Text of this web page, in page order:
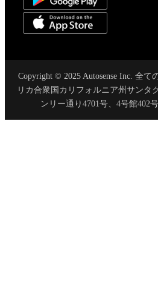
Copyright © 2025 Autosense Inc. 全て
リカ合衆国カリフォルニア州サンタ
ンリー通り4701号、4号館402